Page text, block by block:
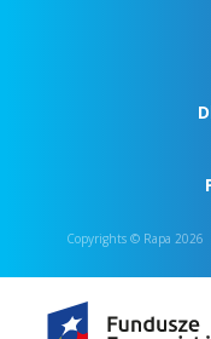
Copyrights © Rapa 2026